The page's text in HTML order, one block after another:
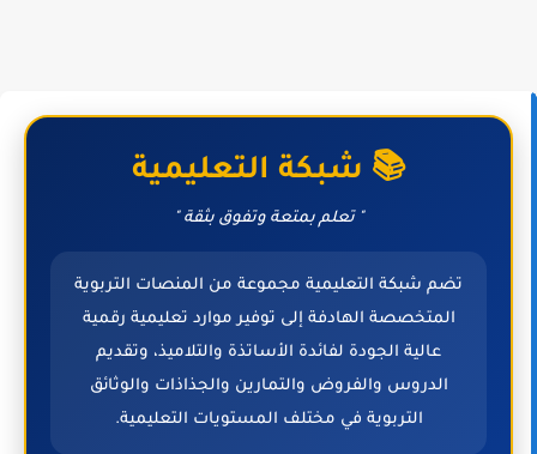
📚 شبكة التعليمية
" تعلم بمتعة وتفوق بثقة "
تضم شبكة التعليمية مجموعة من المنصات التربوية
المتخصصة الهادفة إلى توفير موارد تعليمية رقمية
عالية الجودة لفائدة الأساتذة والتلاميذ، وتقديم
الدروس والفروض والتمارين والجذاذات والوثائق
التربوية في مختلف المستويات التعليمية.